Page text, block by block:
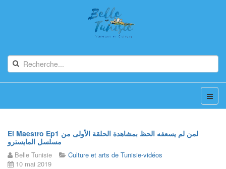
El Maestro Ep1 لمن لم يسعفه الحظ بمشاهدة الحلقة الأولى من
مسلسل المايسترو
Belle Tunisie
Culture et arts de Tunisie-vidéos
10 mai 2019